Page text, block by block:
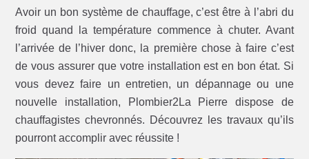
Avoir un bon système de chauffage, c’est être à l’abri du
froid quand la température commence à chuter. Avant
l’arrivée de l’hiver donc, la première chose à faire c’est
de vous assurer que votre installation est en bon état. Si
vous devez faire un entretien, un dépannage ou une
nouvelle installation, Plombier2La Pierre dispose de
chauffagistes chevronnés. Découvrez les travaux qu’ils
pourront accomplir avec réussite !